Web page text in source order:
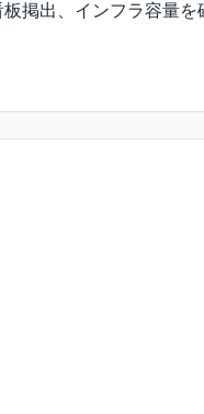
掲出、インフラ容量